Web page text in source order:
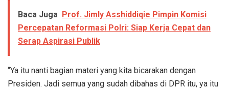
Baca Juga Prof. Jimly Asshiddiqie Pimpin Komisi
Percepatan Reformasi Polri: Siap Kerja Cepat dan
Serap Aspirasi Publik
“Ya itu nanti bagian materi yang kita bicarakan dengan
Presiden. Jadi semua yang sudah dibahas di DPR itu, ya itu